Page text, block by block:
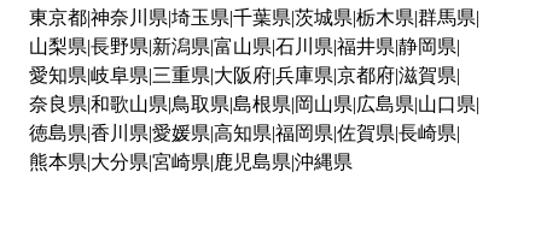
東京都神奈川県 埼玉県 千葉県 茨城県 栃木県 群馬県
山梨県 長野県 新潟県 富山県 石川県 福井県 静岡県
愛知県 岐阜県 三重県 大阪府兵庫県 京都府滋賀県
奈良県 和歌山県 鳥取県 島根県 岡山県 広島県 山口県
徳島県 香川県 愛媛県 高知県 福岡県 佐賀県 長崎県
熊本県 大分県 宮崎県 鹿児島県 沖縄県